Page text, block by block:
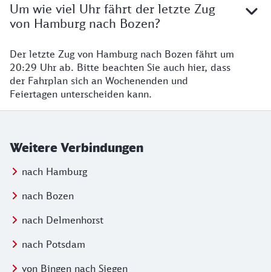
Um wie viel Uhr fährt der letzte Zug
von Hamburg nach Bozen?
Der letzte Zug von Hamburg nach Bozen fährt um
20:29 Uhr ab. Bitte beachten Sie auch hier, dass
der Fahrplan sich an Wochenenden und
Feiertagen unterscheiden kann.
Weitere Verbindungen
nach Hamburg
nach Bozen
nach Delmenhorst
nach Potsdam
von Bingen nach Siegen